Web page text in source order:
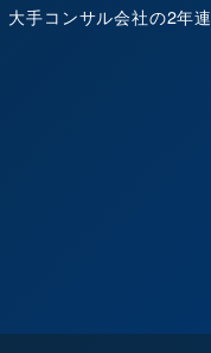
手コンサル会社の2年連